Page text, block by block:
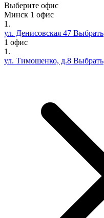
Выберите офис
Минск 1 офис
1.
ул. Денисовская 47 Выбрать
1 офис
1.
ул. Тимошенко, д.8 Выбрать